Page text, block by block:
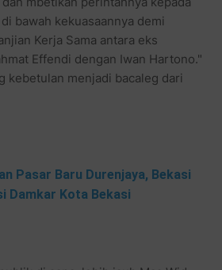
bawah kekuasaannya demi
Kerja Sama antara eks
Effendi dengan Iwan Hartono."
kebetulan menjadi bacaleg dari
Pasar Baru Durenjaya, Bekasi
Damkar Kota Bekasi